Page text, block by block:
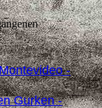
-
Gurken -